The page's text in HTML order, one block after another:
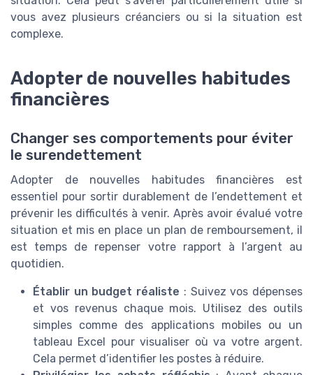
vous avez plusieurs créanciers ou si la situation est
complexe.
Adopter de nouvelles habitudes
financières
Changer ses comportements pour éviter
le surendettement
Adopter de nouvelles habitudes financières est
essentiel pour sortir durablement de l’endettement et
prévenir les difficultés à venir. Après avoir évalué votre
situation et mis en place un plan de remboursement, il
est temps de repenser votre rapport à l’argent au
quotidien.
Établir un budget réaliste : Suivez vos dépenses
et vos revenus chaque mois. Utilisez des outils
simples comme des applications mobiles ou un
tableau Excel pour visualiser où va votre argent.
Cela permet d’identifier les postes à réduire.